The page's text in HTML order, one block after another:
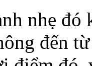
nhẹ
đến